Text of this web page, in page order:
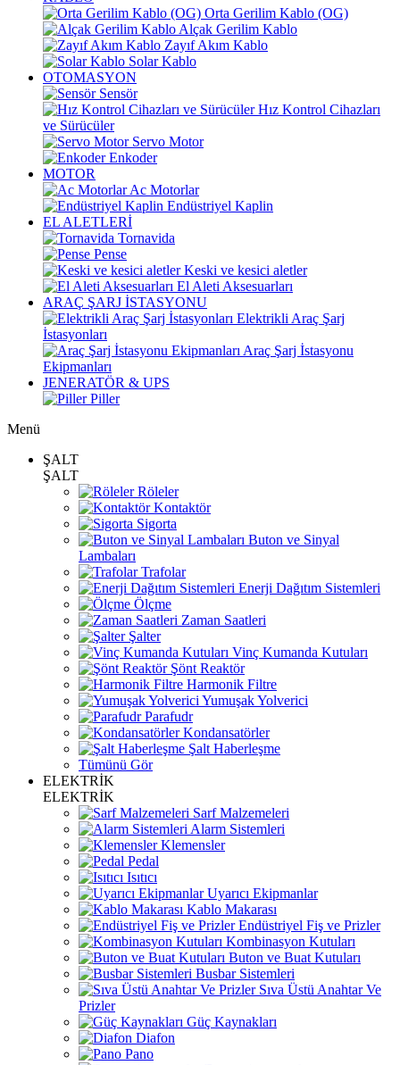
Orta Gerilim Kablo (OG)
Alçak Gerilim Kablo
Zayıf Akım Kablo
Solar Kablo
OTOMASYON
Sensör
Hız Kontrol Cihazları
ve Sürücüler
Servo Motor
Enkoder
MOTOR
Ac Motorlar
Endüstriyel Kaplin
EL ALETLERİ
Tornavida
Pense
Keski ve kesici aletler
El Aleti Aksesuarları
ARAÇ ŞARJ İSTASYONU
Elektrikli Araç Şarj
İstasyonları
Araç Şarj İstasyonu
Ekipmanları
JENERATÖR & UPS
Piller
Menü
ŞALT
ŞALT
Röleler
Kontaktör
Sigorta
Buton ve Sinyal
Lambaları
Trafolar
Enerji Dağıtım Sistemleri
Ölçme
Zaman Saatleri
Şalter
Vinç Kumanda Kutuları
Şönt Reaktör
Harmonik Filtre
Yumuşak Yolverici
Parafudr
Kondansatörler
Şalt Haberleşme
Tümünü Gör
ELEKTRİK
ELEKTRİK
Sarf Malzemeleri
Alarm Sistemleri
Klemensler
Pedal
Isıtıcı
Uyarıcı Ekipmanlar
Kablo Makarası
Endüstriyel Fiş ve Prizler
Kombinasyon Kutuları
Buton ve Buat Kutuları
Busbar Sistemleri
Sıva Üstü Anahtar Ve
Prizler
Güç Kaynakları
Diafon
Pano